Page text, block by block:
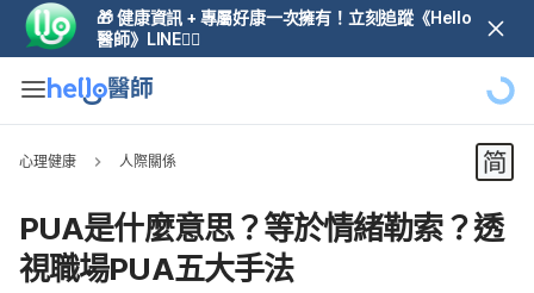
🎁 健康資訊 + 專屬好康一次擁有！立刻追蹤《Hello
醫師》LINE👆🏼
心理健康 人際關係
PUA是什麼意思？等於情緒勒索？透
視職場PUA五大手法